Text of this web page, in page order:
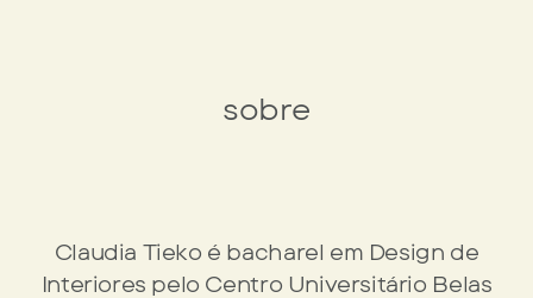
sobre
Claudia Tieko é bacharel em Design de
Interiores pelo Centro ​Universitário Belas